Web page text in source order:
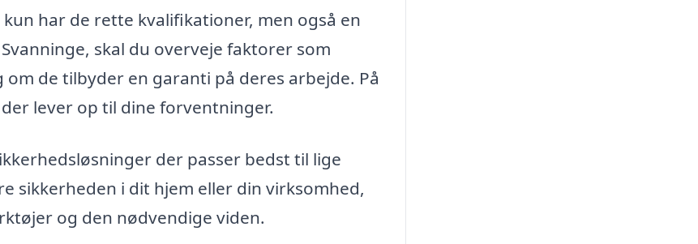
har de rette kvalifikationer, men også en
skal du overveje faktorer som
de tilbyder en garanti på deres arbejde. På
lever op til dine forventninger.
der passer bedst til lige
sikkerheden i dit hjem eller din virksomhed,
og den nødvendige viden.